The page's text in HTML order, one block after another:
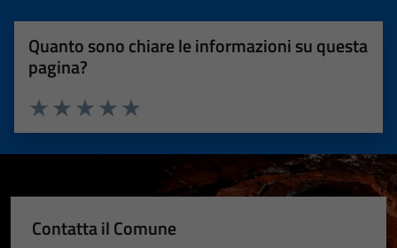
Quanto sono chiare le informazioni su questa
pagina?
Valuta 5 stelle su 5
Valuta 4 stelle su 5
Valuta 3 stelle su 5
Valuta 2 stelle su 5
Valuta 1 stelle su 5
Contatta il Comune